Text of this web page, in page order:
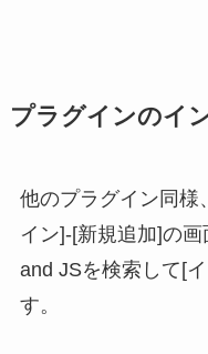
プラグインのイ
他のプラグイン同様
イン]-[新規追加]の
and JSを検索して[
す。